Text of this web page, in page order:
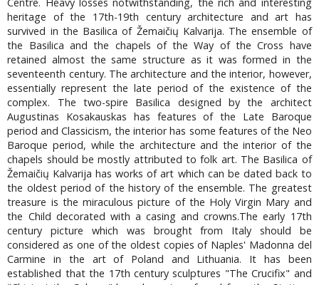
heritage of the 17th-19th century architecture and art has
survived in the Basilica of Žemaičių Kalvarija. The ensemble of
the Basilica and the chapels of the Way of the Cross have
retained almost the same structure as it was formed in the
seventeenth century. The architecture and the interior, however,
essentially represent the late period of the existence of the
complex. The two-spire Basilica designed by the architect
Augustinas Kosakauskas has features of the Late Baroque
period and Classicism, the interior has some features of the Neo
Baroque period, while the architecture and the interior of the
chapels should be mostly attributed to folk art. The Basilica of
Žemaičių Kalvarija has works of art which can be dated back to
the oldest period of the history of the ensemble. The greatest
treasure is the miraculous picture of the Holy Virgin Mary and
the Child decorated with a casing and crowns.The early 17th
century picture which was brought from Italy should be
considered as one of the oldest copies of Naples' Madonna del
Carmine in the art of Poland and Lithuania. It has been
established that the 17th century sculptures "The Crucifix" and